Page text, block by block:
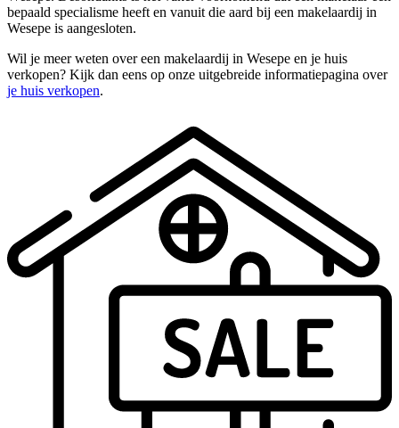
bepaald specialisme heeft en vanuit die aard bij een makelaardij in
Wesepe is aangesloten.
Wil je meer weten over een makelaardij in Wesepe en je huis
verkopen? Kijk dan eens op onze uitgebreide informatiepagina over
je huis verkopen.